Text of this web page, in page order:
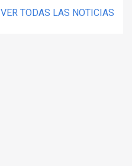
VER TODAS LAS NOTICIAS